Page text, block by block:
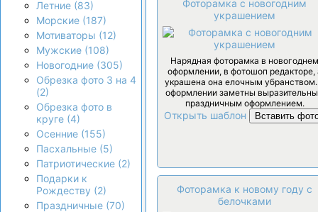
Летние (83)
Морские (187)
Мотиваторы (12)
Мужские (108)
Новогодние (305)
Обрезка фото 3 на 4
(2)
Обрезка фото в
круге (4)
Осенние (155)
Пасхальные (5)
Патриотические (2)
Подарки к
Рождеству (2)
Праздничные (70)
Фоторамка с новогодним
украшением
Нарядная фоторамка в новогоднем
оформлении, в фотошоп редакторе,
украшена она елочным
оформлении заметны
праздничным оформлением.
Открыть шаблон Вставить
Фоторамка к новому году с
белочками